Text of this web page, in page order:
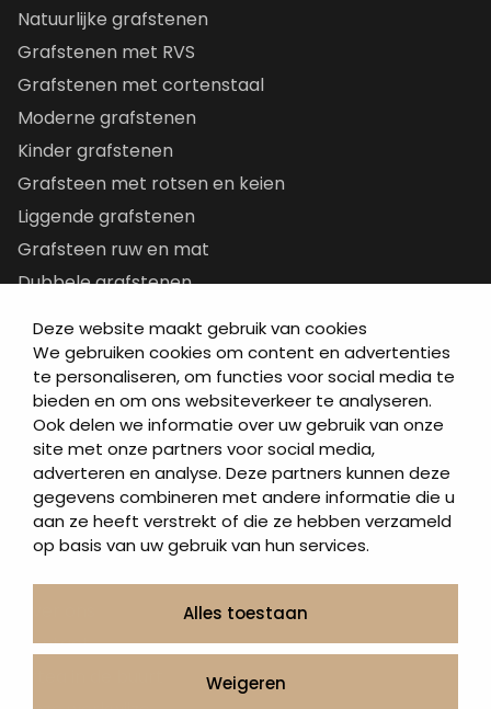
Deze website maakt gebruik van cookies
We gebruiken cookies om content en advertenties
te personaliseren, om functies voor social media te
bieden en om ons websiteverkeer te analyseren.
Ook delen we informatie over uw gebruik van onze
site met onze partners voor social media,
adverteren en analyse. Deze partners kunnen deze
gegevens combineren met andere informatie die u
aan ze heeft verstrekt of die ze hebben verzameld
op basis van uw gebruik van hun services.
Alles toestaan
Weigeren
Natuurlijke grafstenen
Grafstenen met RVS
Grafstenen met cortenstaal
Moderne grafstenen
Kinder grafstenen
Grafsteen met rotsen en keien
Liggende grafstenen
Grafsteen ruw en mat
Dubbele grafstenen
Letterplaten
Grafzerken kopen
Direct naar
Grafstenen
As artikelen
Urngrafmonumenten
Informatie
Contact